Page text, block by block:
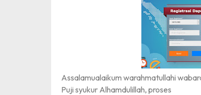
Assalamualaikum warahmatullahi
Puji syukur Alhamdulillah, proses